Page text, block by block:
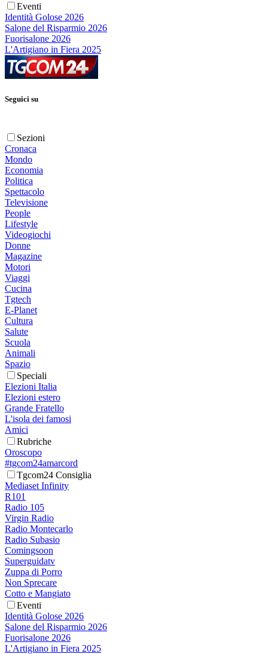
Eventi
Identità Golose 2026
Salone del Risparmio 2026
Fuorisalone 2026
L'Artigiano in Fiera 2025
Seguici su
Sezioni
Cronaca
Mondo
Economia
Politica
Spettacolo
Televisione
People
Lifestyle
Videogiochi
Donne
Magazine
Motori
Viaggi
Cucina
Tgtech
E-Planet
Cultura
Salute
Scuola
Animali
Spazio
Speciali
Elezioni Italia
Elezioni estero
Grande Fratello
L'isola dei famosi
Amici
Rubriche
Oroscopo
#tgcom24amarcord
Tgcom24 Consiglia
Mediaset Infinity
R101
Radio 105
Virgin Radio
Radio Montecarlo
Radio Subasio
Comingsoon
Superguidatv
Zuppa di Porro
Non Sprecare
Cotto e Mangiato
Eventi
Identità Golose 2026
Salone del Risparmio 2026
Fuorisalone 2026
L'Artigiano in Fiera 2025